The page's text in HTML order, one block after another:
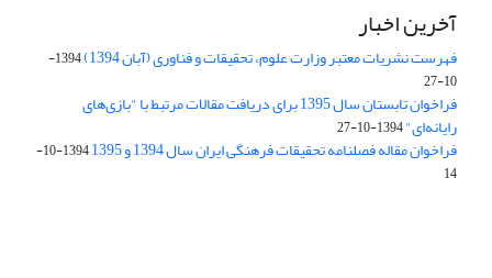
آخرین اخبار
فهرست نشریات معتبر وزارت علوم، تحقیقات و فناوری (آبان 1394)
1394-
10-27
فراخوان تابستان سال 1395 برای دریافت مقالات مرتبط با "بازی‌های
رایانه‌ای"1394-10-27
فراخوان مقاله فصلنامه تحقیقات فرهنگی ایران سال 1394 و 1395
1394-10-
14